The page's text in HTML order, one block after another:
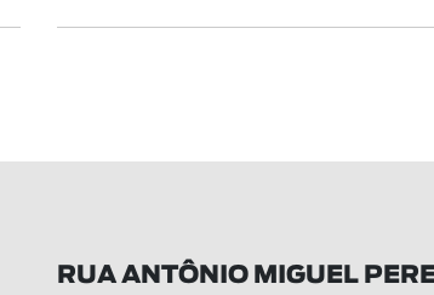
RUA ANTÔNIO MIGUEL